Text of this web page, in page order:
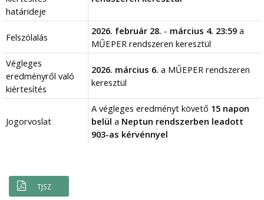
határideje
Felszólalás
2026. február 28. - március 4. 23:59 a
MŰEPER rendszeren keresztül
Végleges
eredményről való
kiértesítés
2026. március 6. a MŰEPER rendszeren
keresztül
Jogorvoslat
A végleges eredményt követő 15 napon
belül a Neptun rendszerben leadott
903-as kérvénnyel
TJSZ